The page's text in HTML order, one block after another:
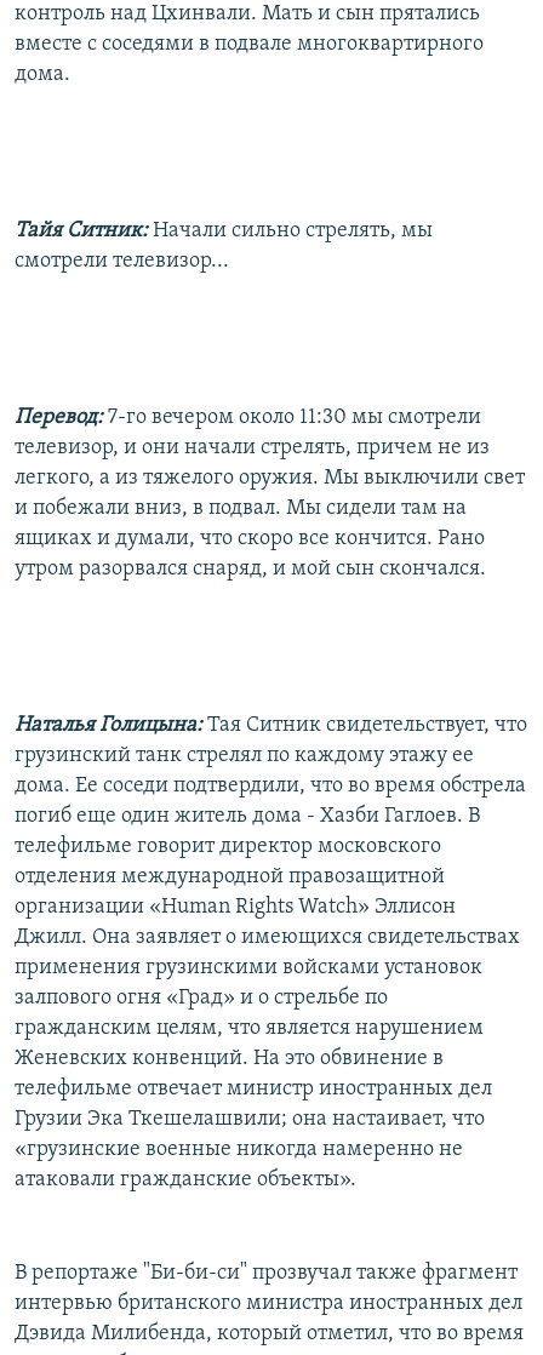
контроль над Цхинвали. Мать и сын прятались
вместе с соседями в подвале многоквартирного
дома.
Тайя Ситник:Начали сильно стрелять, мы
смотрели телевизор...
Перевод:7-го вечером около 11:30 мы смотрели
телевизор, и они начали стрелять, причем не из
легкого, а из тяжелого оружия. Мы выключили свет
и побежали вниз, в подвал. Мы сидели там на
ящиках и думали, что скоро все кончится. Рано
утром разорвался снаряд, и мой сын скончался.
Наталья Голицына:Тая Ситник свидетельствует, что
грузинский танк стрелял по каждому этажу ее
дома. Ее соседи подтвердили, что во время обстрела
погиб еще один житель дома - Хазби Гаглоев. В
телефильме говорит директор московского
отделения международной правозащитной
организации «Human Rights Watch» Эллисон
Джилл. Она заявляет о имеющихся свидетельствах
применения грузинскими войсками установок
залпового огня «Град» и о стрельбе по
гражданским целям, что является нарушением
Женевских конвенций. На это обвинение в
телефильме отвечает министр иностранных дел
Грузии Эка Ткешелашвили; она настаивает, что
«грузинские военные никогда намеренно не
атаковали гражданские объекты».
В репортаже "Би-би-си" прозвучал также фрагмент
интервью британского министра иностранных дел
Дэвида Милибенда, который отметил, что во время